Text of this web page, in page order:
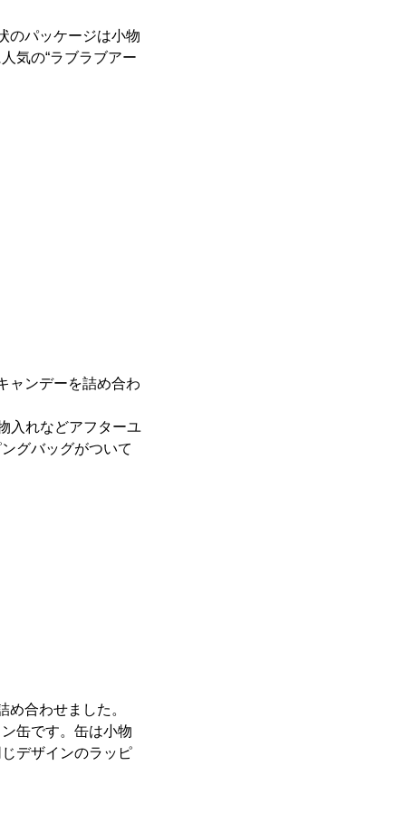
のパッケージは小物
気の“ラブラブアー
ャンデーを詰め合わ
入れなどアフターユ
グバッグがついて
合わせました。
缶です。缶は小物
デザインのラッピ